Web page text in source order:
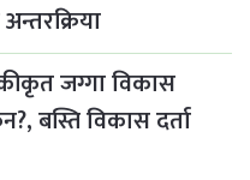
जग्गा विकास
बस्ति विकास दर्ता